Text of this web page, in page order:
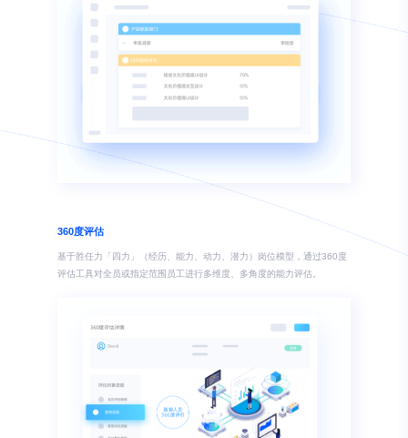
360度评估
基于胜任力「四力」（经历、能力、动力、潜力）岗位模型，通过360度
评估工具对全员或指定范围员工进行多维度、多角度的能力评估。